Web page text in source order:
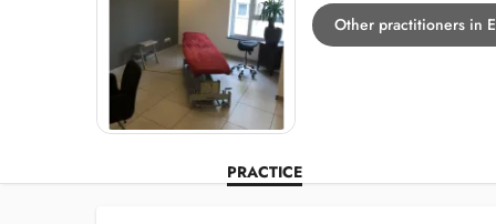
Other practitioners in
PRACTICE